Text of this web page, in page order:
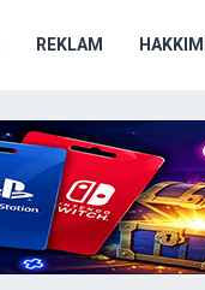
REKLAM